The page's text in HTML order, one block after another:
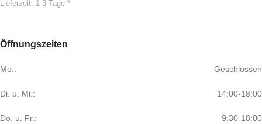
Lieferzeit: 1-3 Tage *
Öffnungszeiten
Mo.: Geschlossen
Di. u. Mi.: 14:00-18:00
Do. u. Fr.: 9:30-18:00